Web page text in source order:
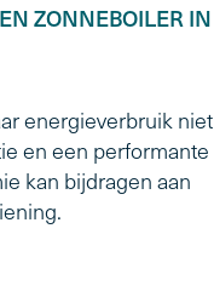
ZONNEBOILER IN
energieverbruik niet
en een performante
kan bijdragen aan